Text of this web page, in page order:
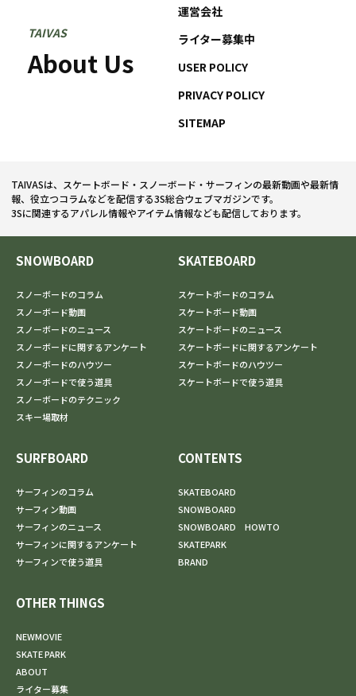
TAIVAS
About Us
運営会社
ライター募集中
USER POLICY
PRIVACY POLICY
SITEMAP
TAIVASは、スケートボード・スノーボード・サーフィンの最新動画や最新情
報、役立つコラムなどを配信する3S総合ウェブマガジンです。
3Sに関連するアパレル情報やアイテム情報なども配信しております。
SNOWBOARD
スノーボードのコラム
スノーボード動画
スノーボードのニュース
スノーボードに関するアンケート
スノーボードのハウツー
スノーボードで使う道具
スノーボードのテクニック
スキー場取材
SKATEBOARD
スケートボードのコラム
スケートボード動画
スケートボードのニュース
スケートボードに関するアンケート
スケートボードのハウツー
スケートボードで使う道具
SURFBOARD
サーフィンのコラム
サーフィン動画
サーフィンのニュース
サーフィンに関するアンケート
サーフィンで使う道具
CONTENTS
SKATEBOARD
SNOWBOARD
SNOWBOARD HOWTO
SKATEPARK
BRAND
OTHER THINGS
NEWMOVIE
SKATE PARK
ABOUT
ライター募集